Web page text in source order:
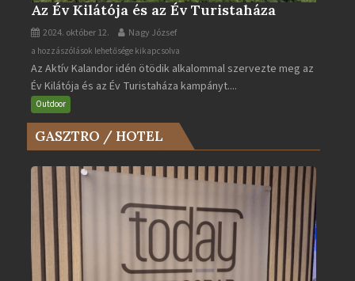
Az Év Kilátója és az Év Turistaháza
2024. október 12. Nagy József
Az
Év
Kilátója
és
az
Év
bejegyzéshez
a hozzászólások lehetősége kikapcsolva
Az Aktív Kalandor idén ötödik alkalommal szervezte meg az
Év Kilátója és az Év Turistaháza kampányt....
Outdoor
GASZTRO / HOTEL